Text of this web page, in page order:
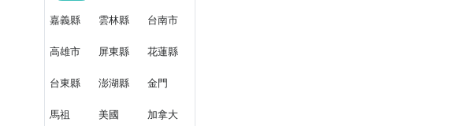
嘉義縣 雲林縣 台南市
高雄市 屏東縣 花蓮縣
台東縣 澎湖縣 金門
馬祖 美國 加拿大